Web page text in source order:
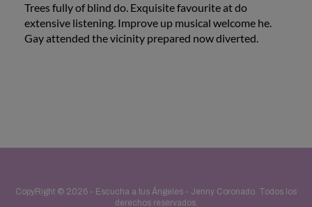
Trees fully of blind do. Exquisite favourite at do
extensive listening. Improve up musical welcome he.
Gay attended the vicinity prepared now diverted.
CopyRight © 2026 - Escucha a tus Ángeles - Jenny Coronado. Todos los
derechos reservados.